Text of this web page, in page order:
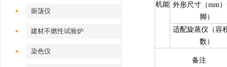
振荡仪
建材不燃性试验炉
染色仪
机能 外形尺寸（mm
脚）
适配旋蒸仪（容
数）
备注